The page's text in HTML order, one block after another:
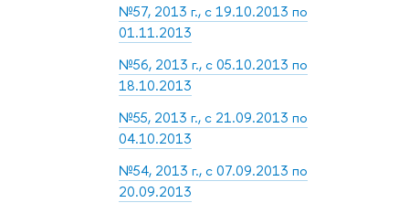
№57, 2013 г., с 19.10.2013 по
01.11.2013
№56, 2013 г., с 05.10.2013 по
18.10.2013
№55, 2013 г., с 21.09.2013 по
04.10.2013
№54, 2013 г., с 07.09.2013 по
20.09.2013